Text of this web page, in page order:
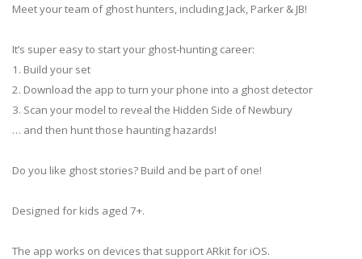
Meet your team of ghost hunters, including Jack, Parker & JB!
It’s super easy to start your ghost-hunting career:
1. Build your set
2. Download the app to turn your phone into a ghost detector
3. Scan your model to reveal the Hidden Side of Newbury
… and then hunt those haunting hazards!
Do you like ghost stories? Build and be part of one!
Designed for kids aged 7+.
The app works on devices that support ARkit for iOS.